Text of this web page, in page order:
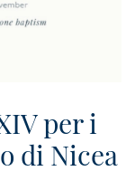
per i
di Nicea